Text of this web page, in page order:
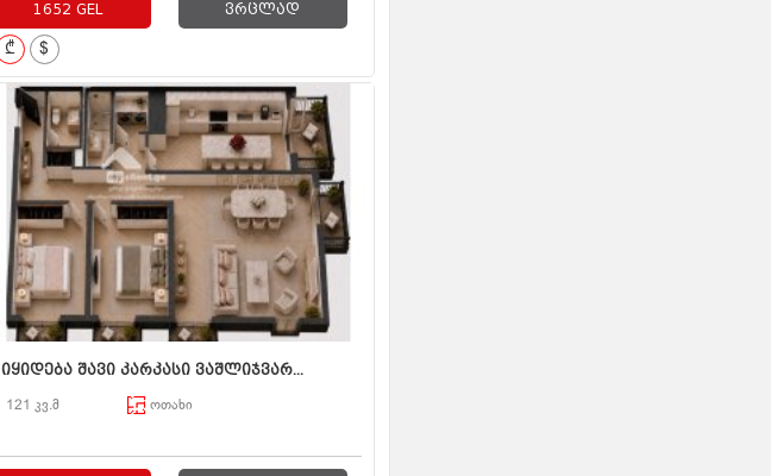
1652 GEL ვრცლად
₾ $
იყიდება შავი კარკასი ვაშლიჯვარ...
121 კვ.მ ოთახი